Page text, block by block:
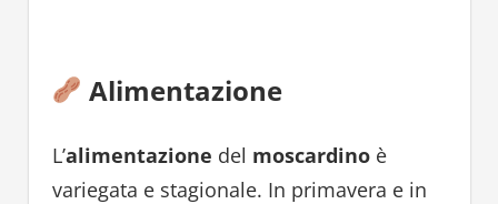
Alimentazione
L’alimentazione del moscardinoè
variegata e stagionale. In primavera e in